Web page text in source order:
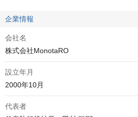
企業情報
会社名
株式会社MonotaRO
設立年月
2000年10月
代表者